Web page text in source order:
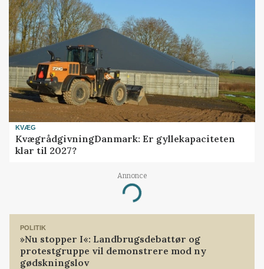
KVÆG
KvægrådgivningDanmark: Er gyllekapaciteten
klar til 2027?
Annonce
Loading...
POLITIK
»Nu stopper I«: Landbrugsdebattør og
protestgruppe vil demonstrere mod ny
gødskningslov